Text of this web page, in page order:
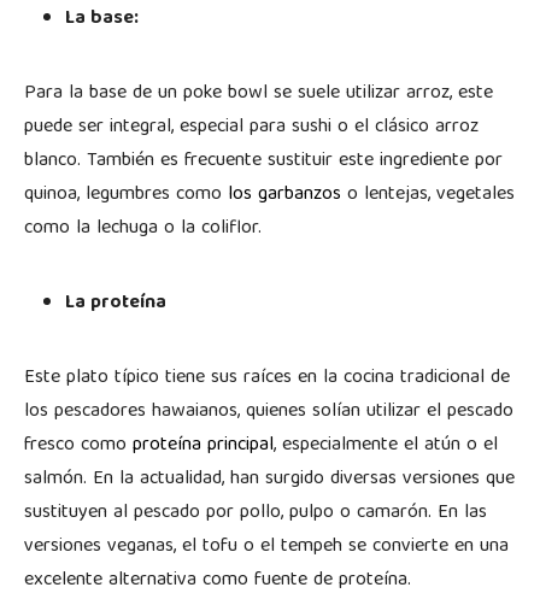
La base:
Para la base de un poke bowl se suele utilizar arroz, este
puede ser integral, especial para sushi o el clásico arroz
blanco. También es frecuente sustituir este ingrediente por
quinoa, legumbres como los garbanzos o lentejas, vegetales
como la lechuga o la coliflor.
La proteína
Este plato típico tiene sus raíces en la cocina tradicional de
los pescadores hawaianos, quienes solían utilizar el pescado
fresco como proteína principal, especialmente el atún o el
salmón. En la actualidad, han surgido diversas versiones que
sustituyen al pescado por pollo, pulpo o camarón. En las
versiones veganas, el tofu o el tempeh se convierte en una
excelente alternativa como fuente de proteína.